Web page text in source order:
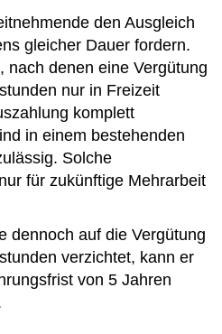
den Ausgleich
gleicher Dauer fordern.
nach denen eine Vergütung
nur in Freizeit
komplett
in einem bestehenden
Solche
für zukünftige Mehrarbeit
dennoch auf die Vergütung
verzichtet, kann er
von 5 Jahren